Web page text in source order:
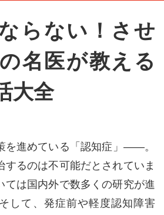
らない！させ
名医が教える
大全
を進めている「認知症」――。
するのは不可能だとされていま
ては国内外で数多くの研究が進
して、発症前や軽度認知障害